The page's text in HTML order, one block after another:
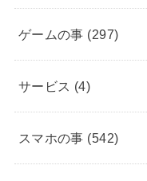
ゲームの事 (297)
サービス (4)
スマホの事 (542)